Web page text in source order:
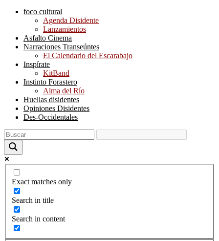
foco cultural
Agenda Disidente
Lanzamientos
Asfalto Cinema
Narraciones Transeúntes
El Calendario del Escarabajo
Inspírate
KitBand
Instinto Forastero
Alma del Río
Huellas disidentes
Opiniones Disidentes
Des-Occidentales
Exact matches only
Search in title
Search in content